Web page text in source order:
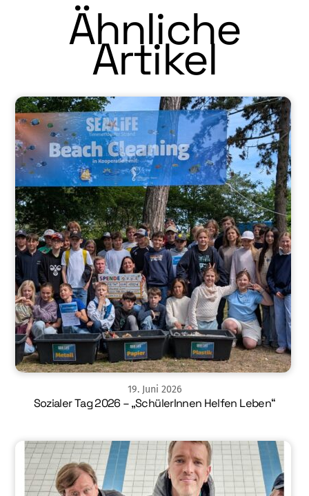
Ähnliche
Artikel
19. Juni 2026
Sozialer Tag 2026 – „SchülerInnen Helfen Leben“